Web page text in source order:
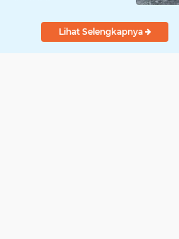
Lihat Selengkapnya